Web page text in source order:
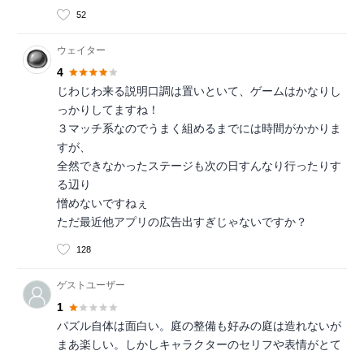
52
ウェイター
4
じわじわ来る説明口調は置いといて、ゲームはかなりし
っかりしてますね！
３マッチ系なのでうまく組めるまでには時間がかかりま
すが、
全然できなかったステージも次の日すんなり行ったりす
る辺り
憎めないですねぇ
ただ最近他アプリの広告出すぎじゃないですか？
128
ゲストユーザー
1
パズル自体は面白い。庭の整備も好みの庭は造れないが
まあ楽しい。しかしキャラクターのセリフや表情がとて